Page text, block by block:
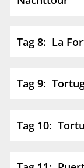
Tag 8: La
Tag 9:
Tag 10: